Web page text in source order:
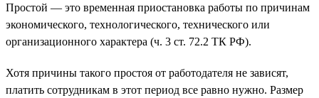
Простой — это временная приостановка работы по причинам
экономического, технологического, технического или
организационного характера (ч. 3 ст. 72.2 ТК РФ).
Хотя причины такого простоя от работодателя не зависят,
платить сотрудникам в этот период все равно нужно. Размер